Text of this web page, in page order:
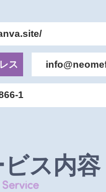
ス
1
ス内容